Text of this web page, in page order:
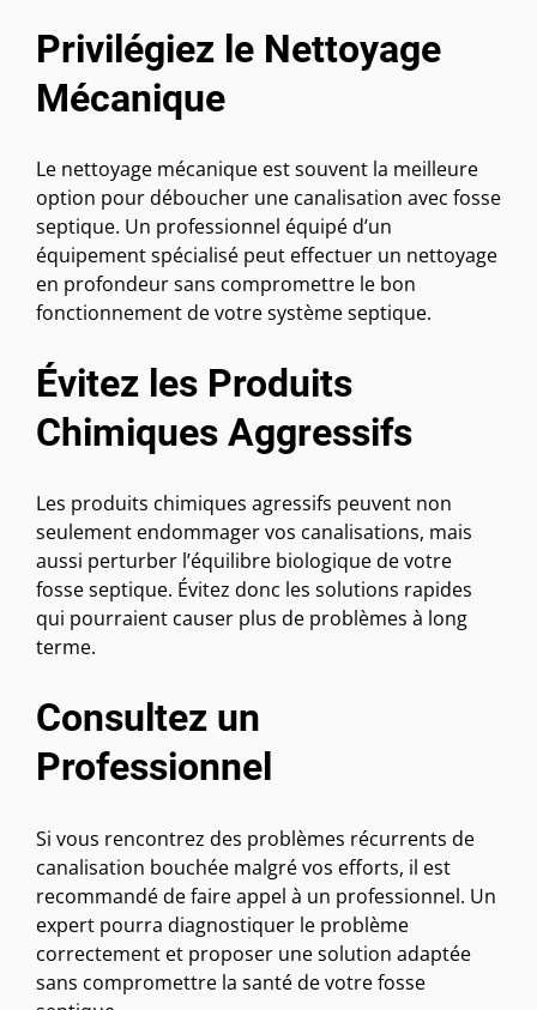
Privilégiez le Nettoyage
Mécanique
Le nettoyage mécanique est souvent la meilleure
option pour déboucher une canalisation avec fosse
septique. Un professionnel équipé d’un
équipement spécialisé peut effectuer un nettoyage
en profondeur sans compromettre le bon
fonctionnement de votre système septique.
Évitez les Produits
Chimiques Aggressifs
Les produits chimiques agressifs peuvent non
seulement endommager vos canalisations, mais
aussi perturber l’équilibre biologique de votre
fosse septique. Évitez donc les solutions rapides
qui pourraient causer plus de problèmes à long
terme.
Consultez un
Professionnel
Si vous rencontrez des problèmes récurrents de
canalisation bouchée malgré vos efforts, il est
recommandé de faire appel à un professionnel. Un
expert pourra diagnostiquer le problème
correctement et proposer une solution adaptée
sans compromettre la santé de votre fosse